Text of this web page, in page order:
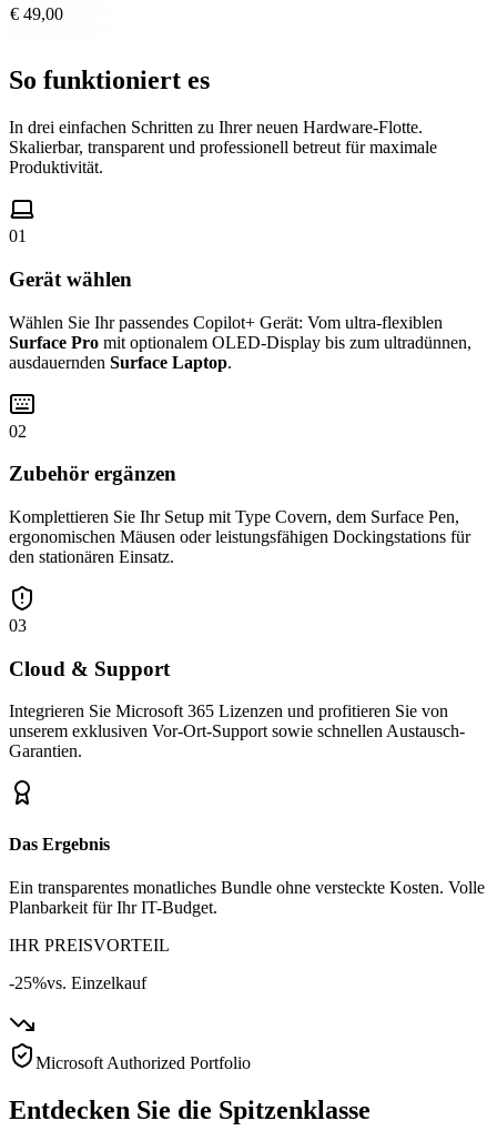
€ 49,00
So funktioniert es
In drei einfachen Schritten zu Ihrer neuen Hardware-Flotte.
Skalierbar, transparent und professionell betreut für maximale
Produktivität.
01
Gerät wählen
Wählen Sie Ihr passendes Copilot+ Gerät: Vom ultra-flexiblen
Surface Pro mit optionalem OLED-Display bis zum ultradünnen,
ausdauernden Surface Laptop.
02
Zubehör ergänzen
Komplettieren Sie Ihr Setup mit Type Covern, dem Surface Pen,
ergonomischen Mäusen oder leistungsfähigen Dockingstations für
den stationären Einsatz.
03
Cloud & Support
Integrieren Sie Microsoft 365 Lizenzen und profitieren Sie von
unserem exklusiven Vor-Ort-Support sowie schnellen Austausch-
Garantien.
Das Ergebnis
Ein transparentes monatliches Bundle ohne versteckte Kosten. Volle
Planbarkeit für Ihr IT-Budget.
IHR PREISVORTEIL
-25%vs. Einzelkauf
Microsoft Authorized Portfolio
Entdecken Sie die Spitzenklasse